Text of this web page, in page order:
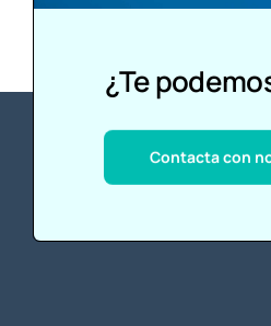
¿Te
Contacta con